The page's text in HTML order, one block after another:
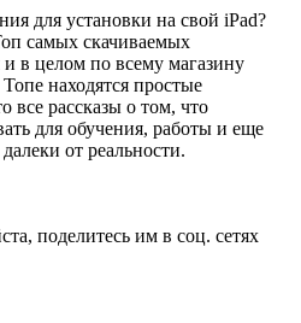
для установки на свой iPad?
самых скачиваемых
в целом по всему магазину
находятся простые
все рассказы о том, что
для обучения, работы и еще
от реальности.
поделитесь им в соц. сетях